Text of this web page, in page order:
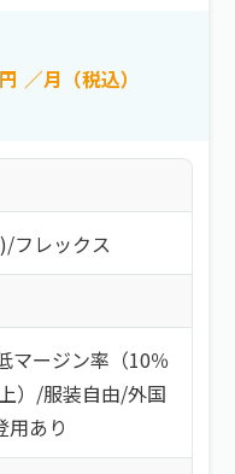
円 ／月（税込）
/フレックス
マージン率（10％
/服装自由/外国
用あり